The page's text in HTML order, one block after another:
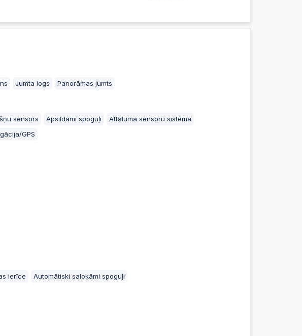
2025-05-09 19:49:35
Jumta logs Panorāmas jumts
sensors Apsildāmi spoguļi
Attāluma sensoru sistēma
GPS
ierīce Automātiski salokāmi spoguļi